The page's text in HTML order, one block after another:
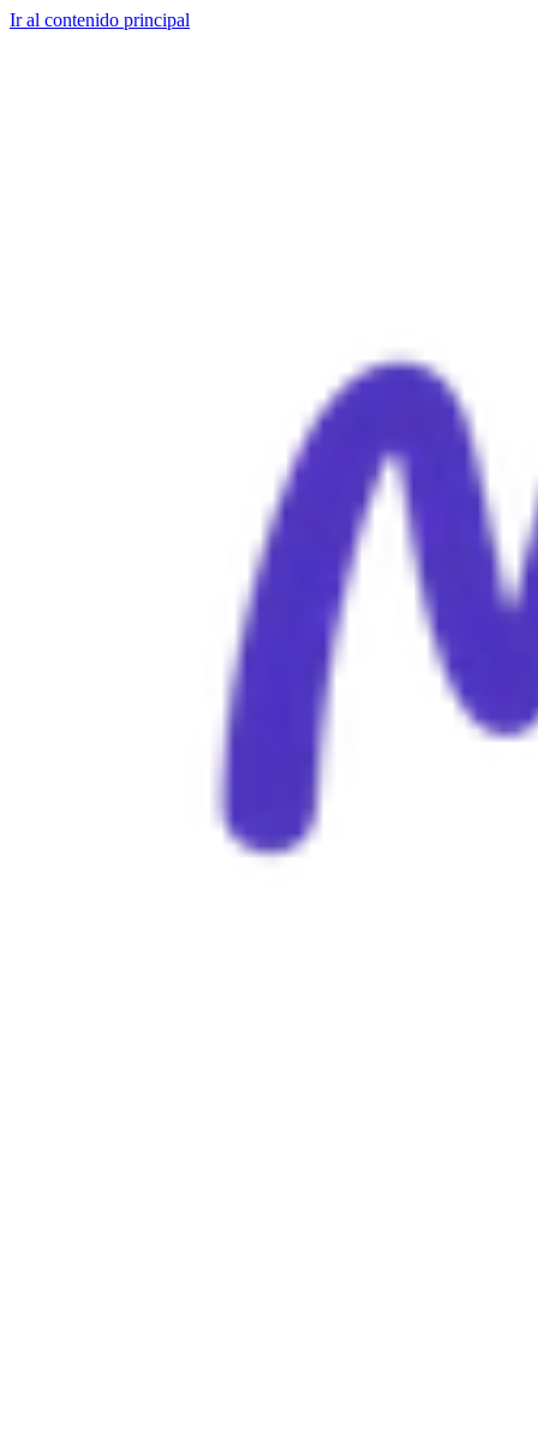
Ir al contenido principal